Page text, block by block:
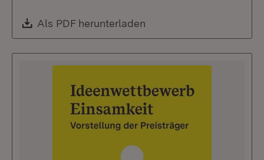
Download:
Als PDF herunterladen